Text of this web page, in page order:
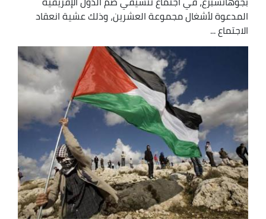
المدعوة لأشغال مجموعة العشرين، وذلك عشية انعقاد
الاجتماع ...